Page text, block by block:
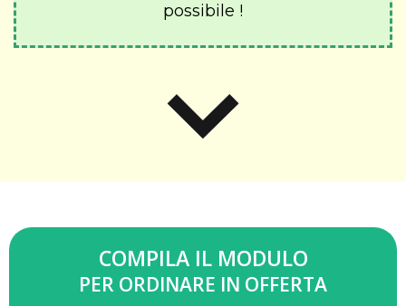
possibile !
COMPILA IL MODULO
PER ORDINARE IN OFFERTA